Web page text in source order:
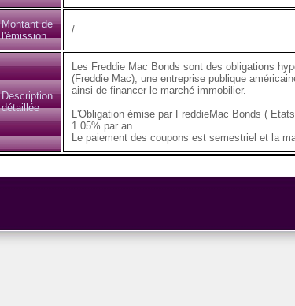
Montant de
l'émission
/
Description
détaillée
Les Freddie Mac Bonds sont des obligations
(Freddie Mac), une entreprise publique
ainsi de financer le marché immobilier.
L'Obligation émise par FreddieMac Bonds (
1.05% par an.
Le paiement des coupons est semestriel et la